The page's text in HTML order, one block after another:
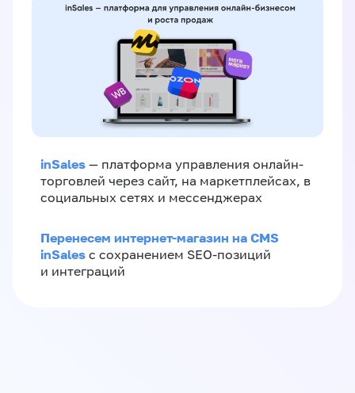
inSales — платформа управления онлайн-
торговлей через сайт, на маркетплейсах, в
социальных сетях и мессенджерах
Перенесем интернет-магазин на CMS
inSales с сохранением SEO-позиций
и интеграций